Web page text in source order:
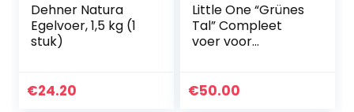
Dehner Natura
Egelvoer, 1,5 kg (1
stuk)
€24.20
Little One “Grünes
Tal” Compleet
voer voor
€50.00